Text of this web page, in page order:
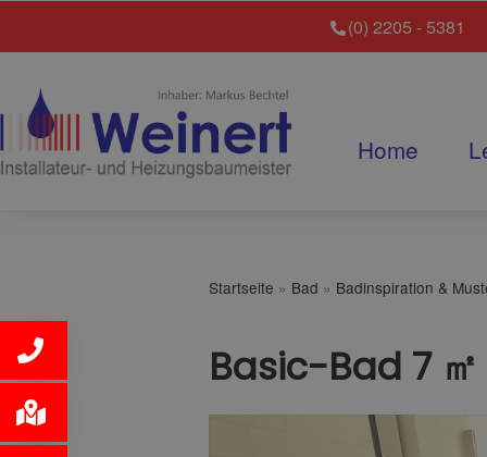
(0) 2205 - 5381
Home
Startseite » Bad » Badinspiration &
Basic-Bad 7 ㎡